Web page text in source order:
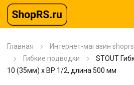
Главная Интернет-магазин
Гибкие подводки
STOUT
10 (35мм) х ВР 1/2, длина 500 мм